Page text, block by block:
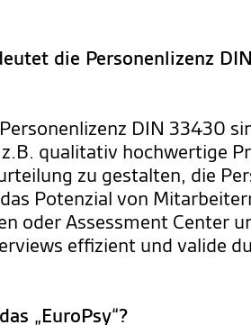
die Personenlizenz
DIN 33430
qualitativ hochwertige
zu gestalten, die
Potenzial von
oder Assessment Center
effizient und valide
„EuroPsy“?